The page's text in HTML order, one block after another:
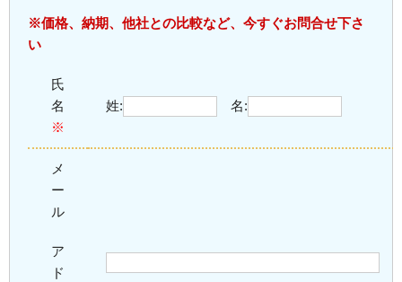
※価格、納期、他社との比較など、今すぐお問合せ下さ
い
氏
名
※
姓: 名:
メ
ー
ル
ア
ド